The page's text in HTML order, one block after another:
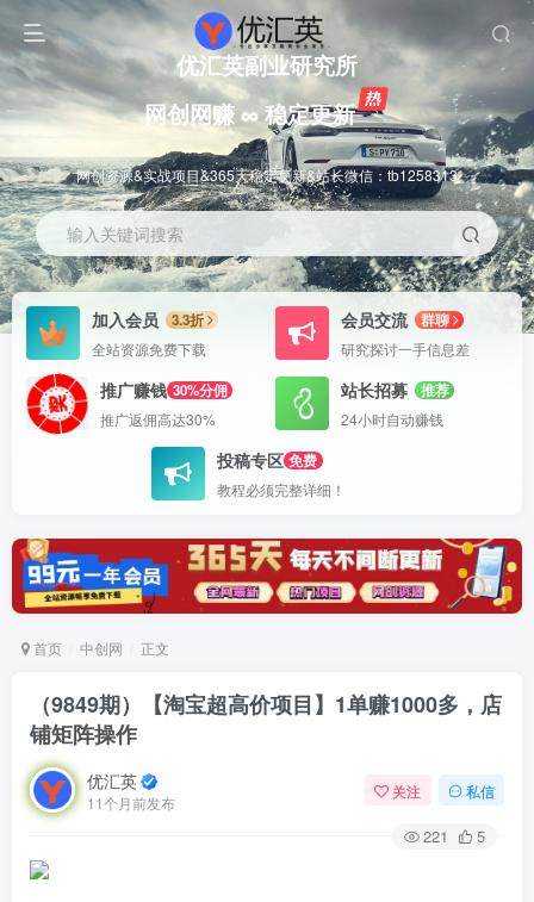
优汇英副业研究所
网创网赚 ∞ 稳定更新
网创资源&实战项目&365天稳定更新&站长微信：tb1258313
输入关键词搜索
加入会员
3.3折
全站资源免费下载
会员交流
群聊
研究探讨一手信息差
推广赚钱 30%分佣
推广返佣高达30%
站长招募
推荐
24小时自动赚钱
投稿专区 免费
教程必须完整详细！
首页 中创网 正文
（9849期）【淘宝超高价项目】1单赚1000多，店
铺矩阵操作
优汇英
11个月前发布
关注 私信
221 5